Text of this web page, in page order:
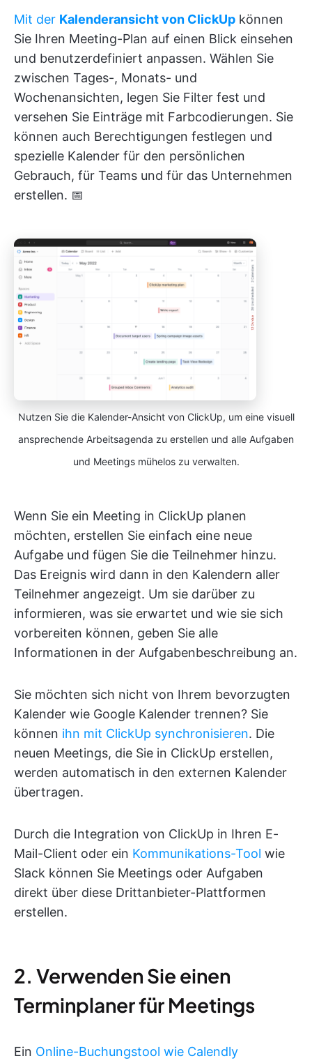
Mit der Kalenderansicht von ClickUp können
Sie Ihren Meeting-Plan auf einen Blick einsehen
und benutzerdefiniert anpassen. Wählen Sie
zwischen Tages-, Monats- und
Wochenansichten, legen Sie Filter fest und
versehen Sie Einträge mit Farbcodierungen. Sie
können auch Berechtigungen festlegen und
spezielle Kalender für den persönlichen
Gebrauch, für Teams und für das Unternehmen
erstellen. 📅
Nutzen Sie die Kalender-Ansicht von ClickUp, um eine visuell
ansprechende Arbeitsagenda zu erstellen und alle Aufgaben
und Meetings mühelos zu verwalten.
Wenn Sie ein Meeting in ClickUp planen
möchten, erstellen Sie einfach eine neue
Aufgabe und fügen Sie die Teilnehmer hinzu.
Das Ereignis wird dann in den Kalendern aller
Teilnehmer angezeigt. Um sie darüber zu
informieren, was sie erwartet und wie sie sich
vorbereiten können, geben Sie alle
Informationen in der Aufgabenbeschreibung an.
Sie möchten sich nicht von Ihrem bevorzugten
Kalender wie Google Kalender trennen? Sie
können ihn mit ClickUp synchronisieren. Die
neuen Meetings, die Sie in ClickUp erstellen,
werden automatisch in den externen Kalender
übertragen.
Durch die Integration von ClickUp in Ihren E-
Mail-Client oder ein Kommunikations-Tool wie
Slack können Sie Meetings oder Aufgaben
direkt über diese Drittanbieter-Plattformen
erstellen.
2. Verwenden Sie einen
Terminplaner für Meetings
Ein Online-Buchungstool wie Calendly